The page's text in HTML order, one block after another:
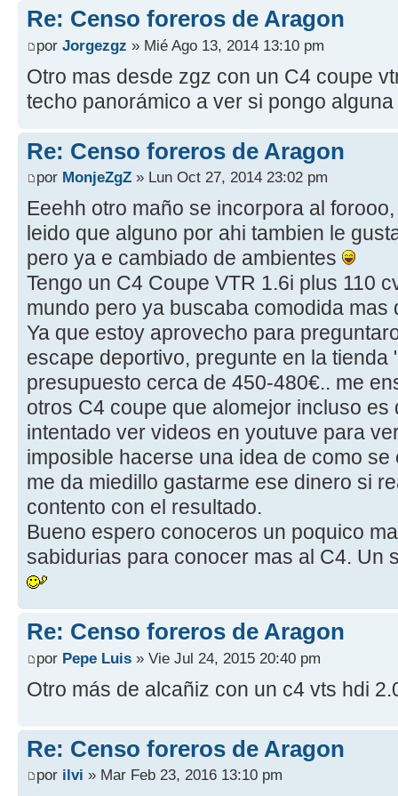
Re: Censo foreros de Aragon
por Jorgezgz » Mié Ago 13, 2014 13:10 pm
Otro mas desde zgz con un C4 coupe
techo panorámico a ver si pongo alguna
Re: Censo foreros de Aragon
por MonjeZgZ » Lun Oct 27, 2014 23:02 pm
Eeehh otro maño se incorpora al
leido que alguno por ahi tambien le
pero ya e cambiado de ambientes
Tengo un C4 Coupe VTR 1.6i plus 110
mundo pero ya buscaba comodida
Ya que estoy aprovecho para
escape deportivo, pregunte en la tienda
presupuesto cerca de 450-480€.. me
otros C4 coupe que alomejor incluso
intentado ver videos en youtuve para
imposible hacerse una idea de como
me da miedillo gastarme ese dinero si
contento con el resultado.
Bueno espero conoceros un poquico
sabidurias para conocer mas al C4. Un
Re: Censo foreros de Aragon
por Pepe Luis » Vie Jul 24, 2015 20:40 pm
Otro más de alcañiz con un c4 vts hdi
Re: Censo foreros de Aragon
por ilvi » Mar Feb 23, 2016 13:10 pm